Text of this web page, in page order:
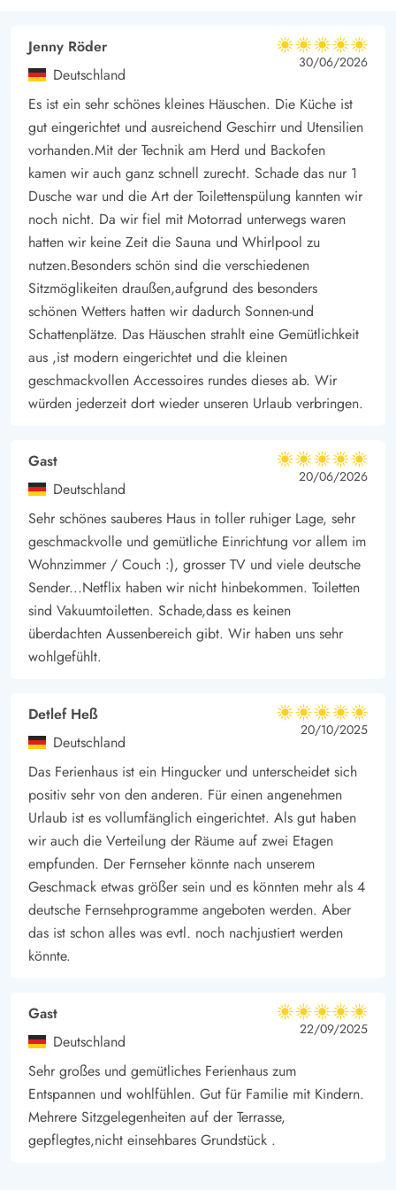
das beruhigende Rauschen der Wellen, während ihr euch in
der Sonne entspannt oder bei einem Spaziergang entlang der
Küste neue Energie tankt.
Für alle, die gerne die regionale Küche kennenlernen oder
frische Zutaten für eigene kulinarische Kreationen besorgen
möchten, ist der nächste Supermarkt nur 3,4 km entfernt. So
könnt ihr jederzeit schnell und bequem alles holen, was ihr für
ein gelungenes Urlaubserlebnis braucht. Sei es für ein leckeres
Abendessen oder für eine spontane Shoppingtour.
Jenny Röder
Deutschland
5 von 5
5 von 5
5 out of 5
30/06/2026
Es ist ein sehr schönes kleines Häuschen. Die Küche ist
gut eingerichtet und ausreichend Geschirr und Utensilien
vorhanden.Mit der Technik am Herd und Backofen
kamen wir auch ganz schnell zurecht. Schade das nur 1
Dusche war und die Art der Toilettenspülung kannten wir
noch nicht. Da wir fiel mit Motorrad unterwegs waren
hatten wir keine Zeit die Sauna und Whirlpool zu
nutzen.Besonders schön sind die verschiedenen
Sitzmöglikeiten draußen,aufgrund des besonders
schönen Wetters hatten wir dadurch Sonnen-und
Schattenplätze. Das Häuschen strahlt eine Gemütlichkeit
aus ,ist modern eingerichtet und die kleinen
geschmackvollen Accessoires rundes dieses ab. Wir
würden jederzeit dort wieder unseren Urlaub verbringen.
Gast
Deutschland
5 von 5
5 von 5
5 out of 5
20/06/2026
Sehr schönes sauberes Haus in toller ruhiger Lage, sehr
geschmackvolle und gemütliche Einrichtung vor allem im
Wohnzimmer / Couch :), grosser TV und viele deutsche
Sender...Netflix haben wir nicht hinbekommen. Toiletten
sind Vakuumtoiletten. Schade,dass es keinen
überdachten Aussenbereich gibt. Wir haben uns sehr
wohlgefühlt.
Detlef Heß
Deutschland
5 von 5
5 von 5
5 out of 5
20/10/2025
Das Ferienhaus ist ein Hingucker und unterscheidet sich
positiv sehr von den anderen. Für einen angenehmen
Urlaub ist es vollumfänglich eingerichtet. Als gut haben
wir auch die Verteilung der Räume auf zwei Etagen
empfunden. Der Fernseher könnte nach unserem
Geschmack etwas größer sein und es könnten mehr als 4
deutsche Fernsehprogramme angeboten werden. Aber
das ist schon alles was evtl. noch nachjustiert werden
könnte.
Gast
Deutschland
5 von 5
5 von 5
5 out of 5
22/09/2025
Sehr großes und gemütliches Ferienhaus zum
Entspannen und wohlfühlen. Gut für Familie mit Kindern.
Mehrere Sitzgelegenheiten auf der Terrasse,
gepflegtes,nicht einsehbares Grundstück .